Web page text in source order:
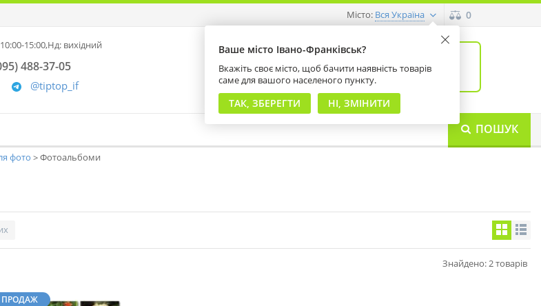
Ваше місто Івано-Франківськ?
Вкажіть своє місто, щоб бачити наявність товарів
саме для вашого населеного пункту.
ТАК, ЗБЕРЕГТИ НІ, ЗМІНИТИ
Місто: Вся Україна 0
15:00,Нд: вихідний
488-37-05
@tiptop_if
0
на суму 0 грн
ПОШУК
фото Фотоальбоми
Знайдено: 2 товарів
ПРОДАЖ